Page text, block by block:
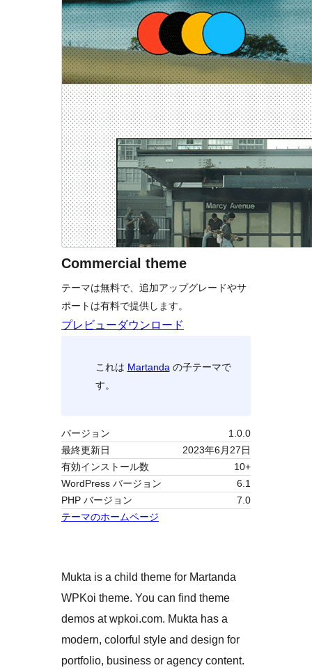
Commercial theme
テーマは無料で、追加アップグレードやサ
ポートは有料で提供します。
プレビューダウンロード
これは Martanda の子テーマで
す。
バージョン
1.0.0
最終更新日
2023年6月27日
有効インストール数
10+
WordPress バージョン
6.1
PHP バージョン
7.0
テーマのホームページ
Mukta is a child theme for Martanda
WPKoi theme. You can find theme
demos at wpkoi.com. Mukta has a
modern, colorful style and design for
portfolio, business or agency content.